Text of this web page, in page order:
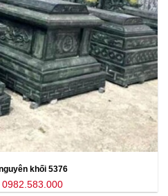
khối 5376